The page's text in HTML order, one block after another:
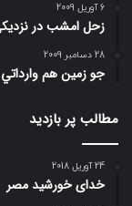
6 آوریل 2009
زحل امشب در
28 دسامبر 2009
جو زمين هم
مطالب پر بازدید
24 آوریل 2018
خدای خورشید مصر